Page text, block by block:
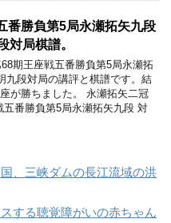
番勝負第5局永瀬拓矢九段
対局棋譜。
期王座戦五番勝負第5局永瀬拓
九段対局の講評と棋譜です。結
が勝ちました。 永瀬拓矢二冠
五番勝負第5局永瀬拓矢九段 対
、三峡ダムの長江流域の洪
する聴覚障がいの赤ちゃん